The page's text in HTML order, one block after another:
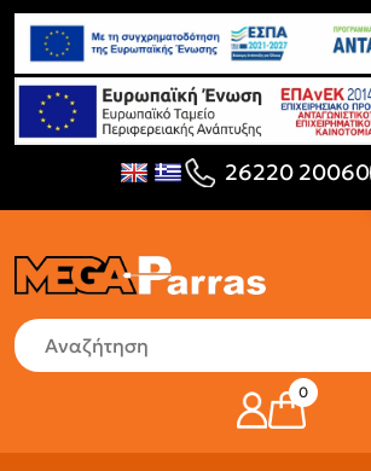
26220 20060
0